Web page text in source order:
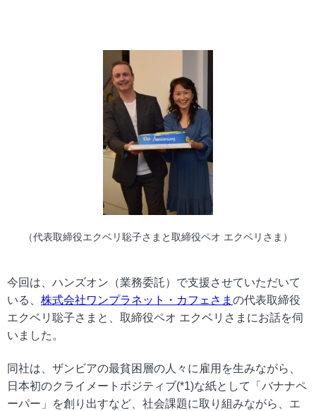
（代表取締役エクベリ聡子さまと取締役ペオ エクベリさま）
今回は、ハンズオン（業務委託）で支援させていただいて
いる、 株式会社ワンプラネット・カフェさま の代表取締役
エクベリ聡子さまと、取締役ペオ エクベリさまにお話を伺
いました。
同社は、ザンビアの最貧困層の人々に雇用を生みながら、
日本初のクライメートポジティブ(*1)な紙として「バナナペ
ーパー」を創り出すなど、社会課題に取り組みながら、エ